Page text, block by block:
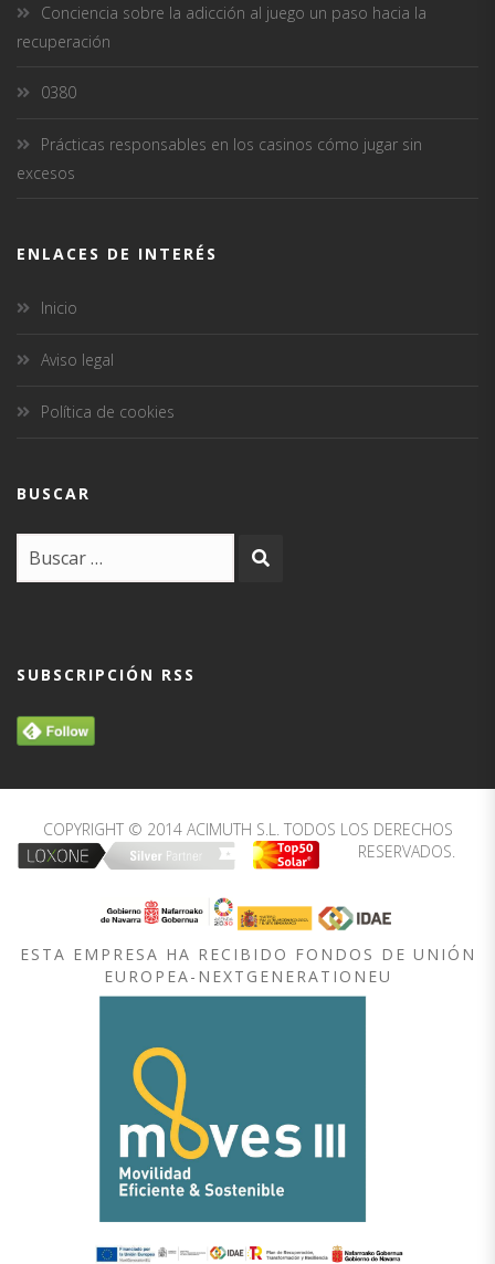
Conciencia sobre la adicción al juego un paso hacia la
recuperación
0380
Prácticas responsables en los casinos cómo jugar sin
excesos
ENLACES DE INTERÉS
Inicio
Aviso legal
Política de cookies
BUSCAR
SUBSCRIPCIÓN RSS
COPYRIGHT © 2014 ACIMUTH S.L. TODOS LOS DERECHOS
RESERVADOS.
ESTA EMPRESA HA RECIBIDO FONDOS DE UNIÓN
EUROPEA-NEXTGENERATIONEU